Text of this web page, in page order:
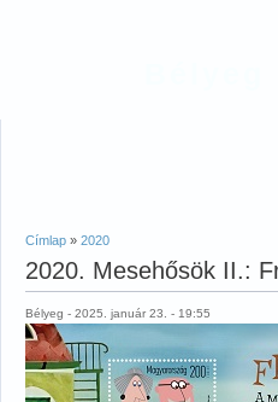
Címlap » 2020
2020. Mesehősök II.:
Bélyeg - 2025. január 23. - 19:55